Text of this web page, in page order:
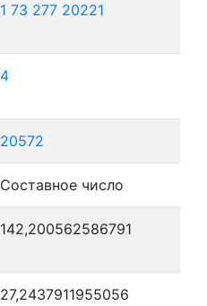
1 73 277 20221
4
20572
Составное число
142,200562586791
27,2437911955056